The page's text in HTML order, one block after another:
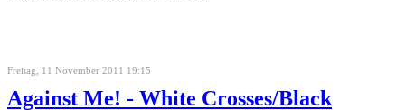
Freitag, 11 November 2011 19:15
Against Me! - White Crosses/Black